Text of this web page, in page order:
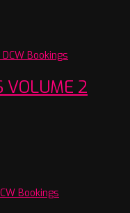
VOLUME 2